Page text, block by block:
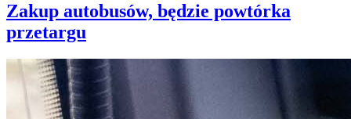
Zakup autobusów, będzie powtórka
przetargu